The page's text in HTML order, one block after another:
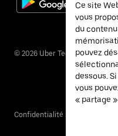
© 2026 Uber Technologies Inc.
Confidentialité
Ce site
vous
du
pouvez
dessous.
vous
« partage